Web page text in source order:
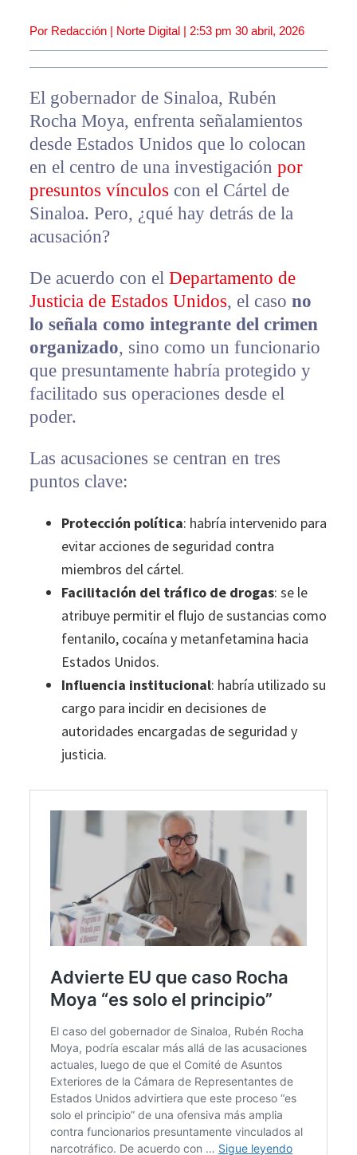
Por Redacción | Norte Digital | 2:53 pm 30 abril, 2026
El gobernador de Sinaloa, Rubén
Rocha Moya, enfrenta señalamientos
desde Estados Unidos que lo colocan
en el centro de una investigación por
presuntos vínculos con el Cártel de
Sinaloa. Pero, ¿qué hay detrás de la
acusación?
De acuerdo con el Departamento de
Justicia de Estados Unidos, el caso no
lo señala como integrante del crimen
organizado, sino como un funcionario
que presuntamente habría protegido y
facilitado sus operaciones desde el
poder.
Las acusaciones se centran en tres
puntos clave:
Protección política: habría intervenido para
evitar acciones de seguridad contra
miembros del cártel.
Facilitación del tráfico de drogas: se le
atribuye permitir el flujo de sustancias como
fentanilo, cocaína y metanfetamina hacia
Estados Unidos.
⁠Influencia institucional: habría utilizado su
cargo para incidir en decisiones de
autoridades encargadas de seguridad y
justicia.